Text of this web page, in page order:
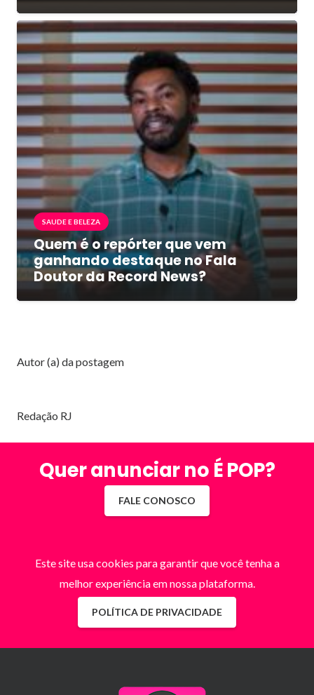
SAUDE E BELEZA
Quem é o repórter que vem
ganhando destaque no Fala
Doutor da Record News?
Autor (a) da postagem
Redação RJ
Quer anunciar no É POP?
FALE CONOSCO
Este site usa cookies para garantir que você tenha a
melhor experiência em nossa plataforma.
POLÍTICA DE PRIVACIDADE